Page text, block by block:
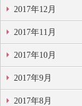
2017年12月
2017年11月
2017年10月
2017年9月
2017年8月